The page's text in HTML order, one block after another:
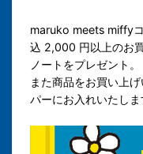
maruko meets miffy
込 2,000 円以上のお
ノートをプレゼント。
また商品をお買い上
パーにお入れいたしま